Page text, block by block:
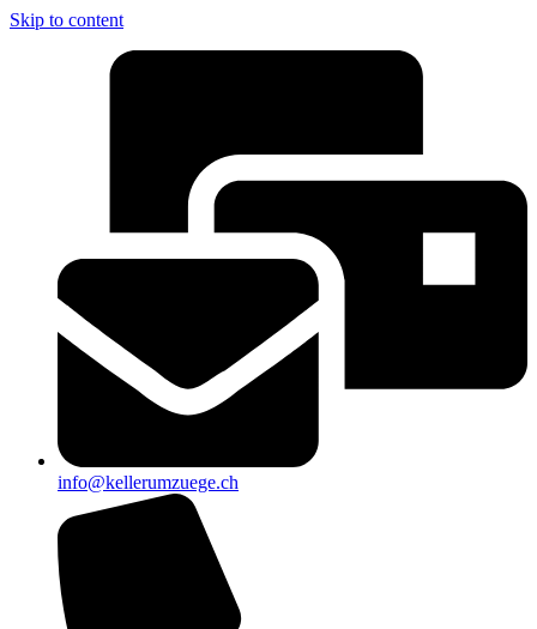
Skip to content
info@kellerumzuege.ch